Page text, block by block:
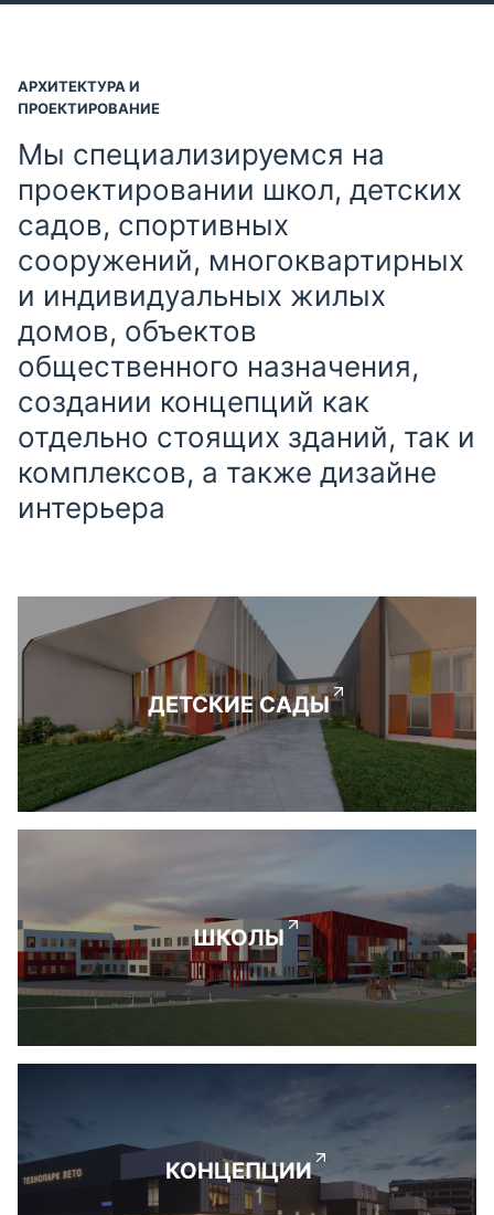
АРХИТЕКТУРА И
ПРОЕКТИРОВАНИЕ
Мы специализируемся на
проектировании школ, детских
садов, спортивных
сооружений, многоквартирных
и индивидуальных жилых
домов, объектов
общественного назначения,
создании концепций как
отдельно стоящих зданий, так и
комплексов, а также дизайне
интерьера
ДЕТСКИЕ САДЫ
ШКОЛЫ
КОНЦЕПЦИИ